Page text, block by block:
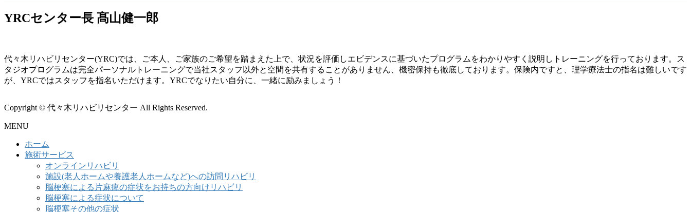
YRCセンター長 髙山健一郎
代々木リハビリセンター(YRC)では、ご本人、ご家族のご希望を踏まえた上で、状況を評価しエビデンスに基づいたプログラムをわかりやすく説明しトレーニングを行っております。ス
タジオプログラムは完全パーソナルトレーニングで当社スタッフ以外と空間を共有することがありません、機密保持も徹底しております。保険内ですと、理学療法士の指名は難しいです
が、YRCではスタッフを指名いただけます。YRCでなりたい自分に、一緒に励みましょう！
Copyright © 代々木リハビリセンター All Rights Reserved.
MENU
ホーム
施術サービス
オンラインリハビリ
施設(老人ホームや養護老人ホームなど)への訪問リハビリ
脳梗塞による片麻痺の症状をお持ちの方向けリハビリ
脳梗塞による症状について
脳梗塞その他の症状